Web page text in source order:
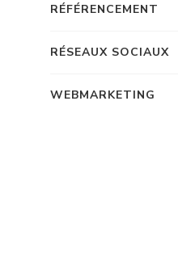
RÉFÉRENCEMENT
RÉSEAUX SOCIAUX
WEBMARKETING